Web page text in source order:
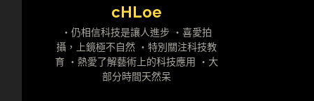
cHLoe
・仍相信科技是讓人進步 ・喜愛拍
攝，上鏡極不自然 ・特別關注科技教
育 ・熱愛了解藝術上的科技應用 ・大
部分時間天然呆